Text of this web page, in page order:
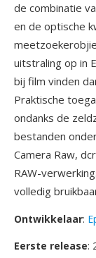
de combinatie
en de optische
uitstraling op in
bij film vinden
Praktische
ondanks de
bestanden
Camera Raw,
RAW-
volledig
Ontwikkelaar:
Eerste release: